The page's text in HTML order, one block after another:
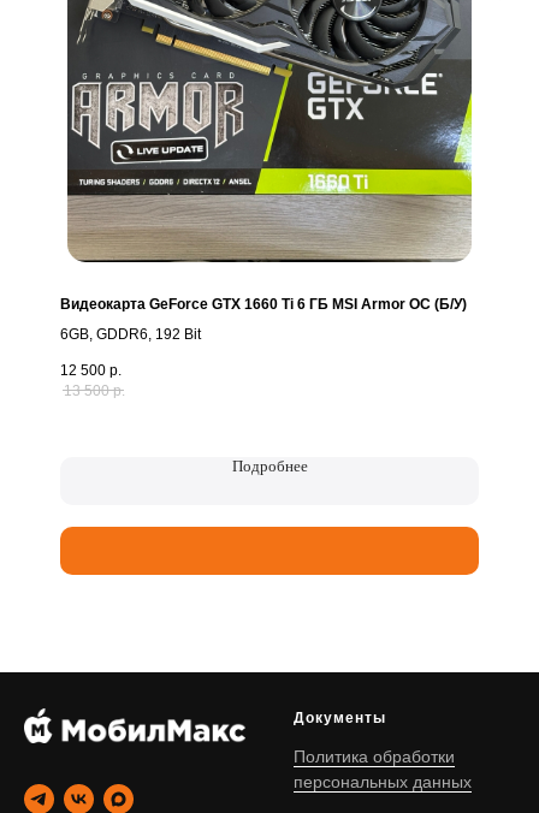
Видеокарта GeForce GTX 1660 Ti 6 ГБ MSI Armor OC (Б/У)
6GB, GDDR6, 192 Bit
12 500 р.
13 500 р.
Подробнее
Документы
Политика обработки
персональных данных